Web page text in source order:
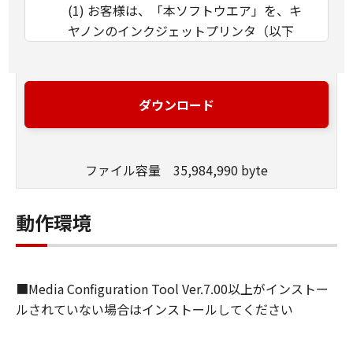
(1) お客様は、「本ソフトウエア」を、キ
ヤノンのインクジェットプリンタ（以下
とは、「許諾ソフトウエア」をコンピュー
タの記憶媒体上にインストールすること、
と、アクセスすること、読み出すこと、も
しくは実行することのいずれも含むものと
します）することができます。お客様はま
た、お客様が「プリンタ」を使用すること
に、本契約の条件の下で、「許諾ソフトウ
エア」を使用させることができます。その
ダウンロード
ファイル容量 35,984,990 byte
動作環境
■Media Configuration Tool Ver.7.00以上がインストー
ルされていない場合はインストールしてください